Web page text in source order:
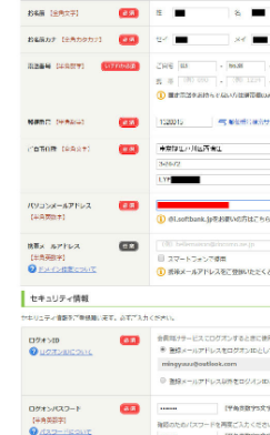
一番」日本轉運基本教學